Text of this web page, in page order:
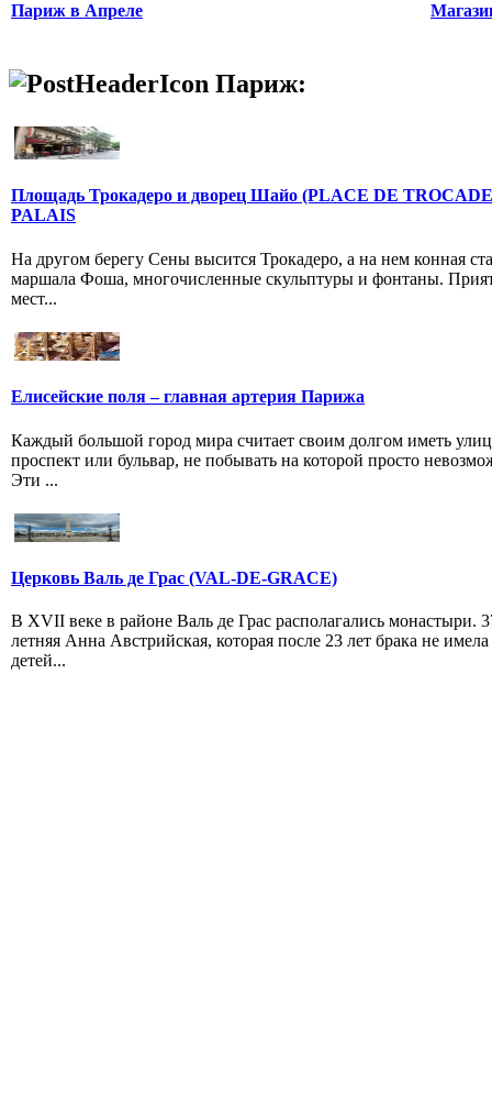
Париж в Апреле
Париж:
Площадь Трокадеро и дворец Шайо (PLACE DE
PALAIS
На другом берегу Сены высится Трокадеро, а на нем конная
маршала Фоша, многочисленные скульптуры и фонтаны.
мест...
Елисейские поля – главная артерия Парижа
Каждый большой город мира считает своим долгом иметь
проспект или бульвар, не побывать на которой просто
Эти ...
Церковь Валь де Грас (VAL-DE-GRACE)
В XVII веке в районе Валь де Грас располагались монастыри.
летняя Анна Австрийская, которая после 23 лет брака не имела
детей...